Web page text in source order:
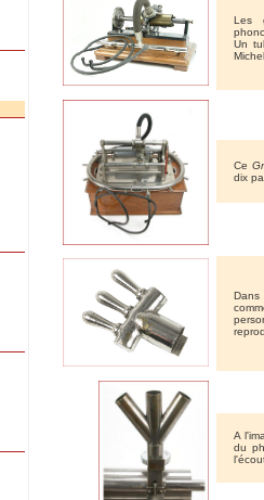
Les
Un
Ce
dix
A
du